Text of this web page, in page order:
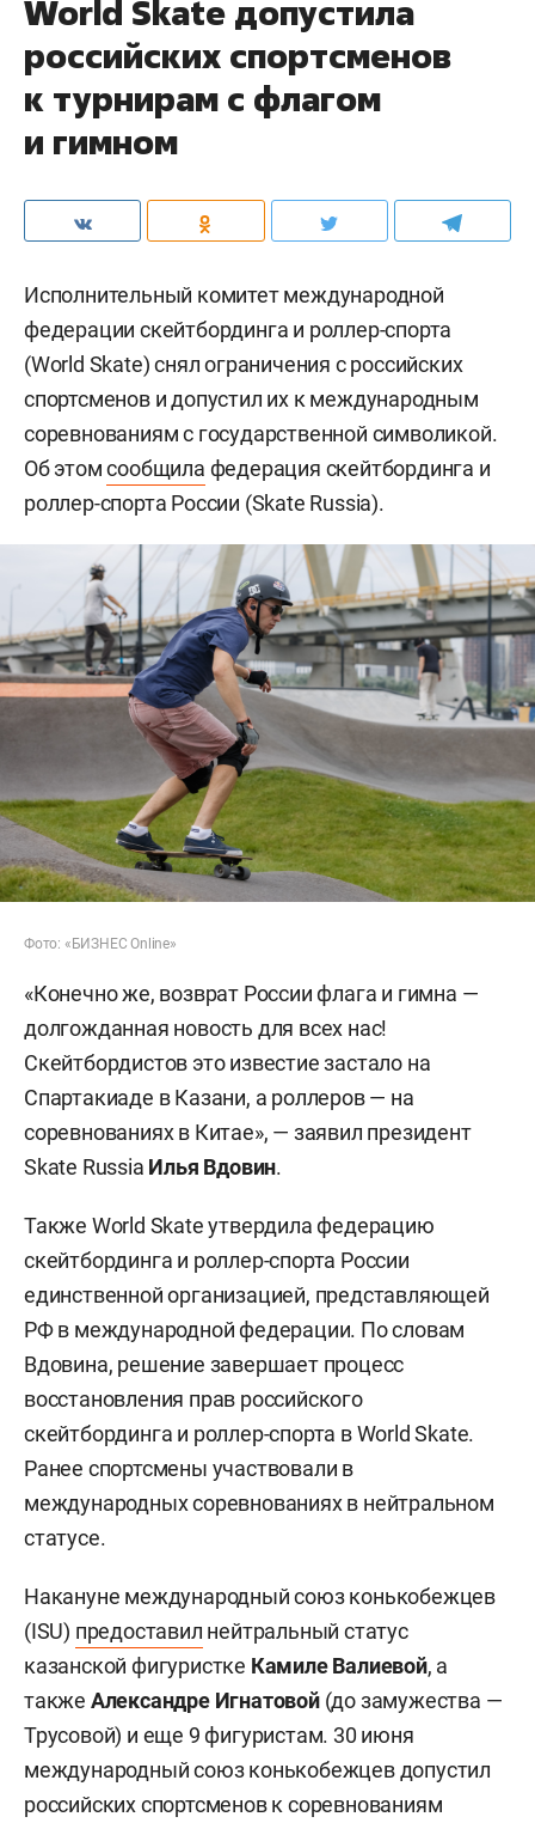
World Skate допустила
российских спортсменов
к турнирам с флагом
и гимном
Исполнительный комитет международной
федерации скейтбординга и роллер-спорта
(World Skate) снял ограничения с российских
спортсменов и допустил их к международным
соревнованиям с государственной символикой.
Об этомсообщила федерация скейтбординга и
роллер-спорта России (Skate Russia).
Фото: «БИЗНЕС Online»
«Конечно же, возврат России флага и гимна —
долгожданная новость для всех нас!
Скейтбордистов это известие застало на
Спартакиаде в Казани, а роллеров — на
соревнованиях в Китае», — заявил президент
Skate Russia Илья Вдовин.
Также World Skate утвердила федерацию
скейтбординга и роллер-спорта России
единственной организацией, представляющей
РФ в международной федерации. По словам
Вдовина, решение завершает процесс
восстановления прав российского
скейтбординга и роллер-спорта в World Skate.
Ранее спортсмены участвовали в
международных соревнованиях в нейтральном
статусе.
Накануне международный союз конькобежцев
(ISU) предоставил нейтральный статус
казанской фигуристке Камиле Валиевой, а
также Александре Игнатовой(до замужества —
Трусовой) и еще 9 фигуристам. 30 июня
международный союз конькобежцев допустил
российских спортсменов к соревнованиям